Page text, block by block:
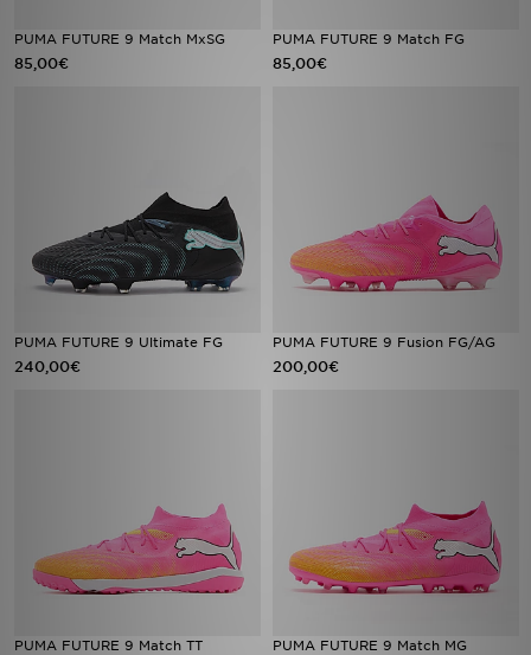
PUMA FUTURE 9 Match MxSG
85,00€
PUMA FUTURE 9 Match FG
85,00€
PUMA FUTURE 9 Ultimate FG
240,00€
PUMA FUTURE 9 Fusion FG/AG
200,00€
PUMA FUTURE 9 Match TT PUMA FUTURE 9 Match MG